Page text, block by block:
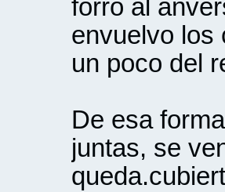
forro al
envuelvo los
un poco del
De esa
juntas, se